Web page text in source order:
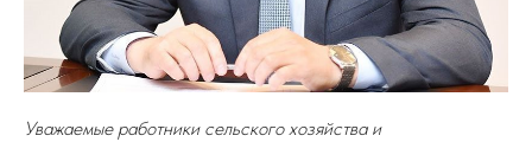
Уважаемые работники сельского хозяйства и